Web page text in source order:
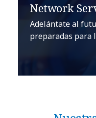
Network
Adelántate al
preparadas para